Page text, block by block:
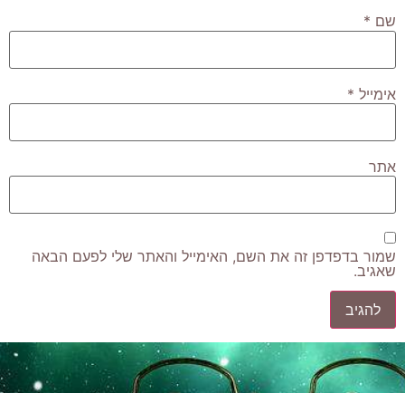
שם *
אימייל *
אתר
שמור בדפדפן זה את השם, האימייל והאתר שלי לפעם הבאה
שאגיב.